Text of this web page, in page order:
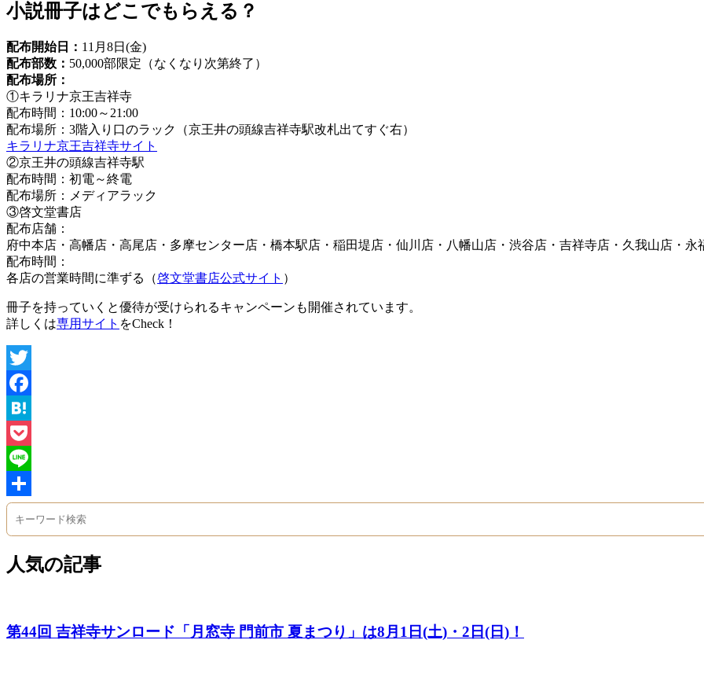
小説冊子はどこでもらえる？
配布開始日： 11月8日(金)
配布部数： 50,000部限定（なくなり次第終了）
配布場所：
①キラリナ京王吉祥寺
配布時間：10:00～21:00
配布場所：3階入り口のラック（京王井の頭線吉祥寺駅改札出てすぐ右）
キラリナ京王吉祥寺サイト
②京王井の頭線吉祥寺駅
配布時間：初電～終電
配布場所：メディアラック
③啓文堂書店
配布店舗：
府中本店・高幡店・高尾店・多摩センター店・橋本駅店・稲田堤店・仙川店・八幡山店・渋谷店・吉祥寺店・久我山店・永
配布時間：
各店の営業時間に準ずる（啓文堂書店公式サイト ）
冊子を持っていくと優待が受けられるキャンペーンも開催されています。
詳しくは専用サイト をCheck！
Twitter
Facebook
Hatena
Pocket
Line
Share
人気の記事
第44回 吉祥寺サンロード「月窓寺 門前市 夏まつり」は8月1日(土)・2日(日)！